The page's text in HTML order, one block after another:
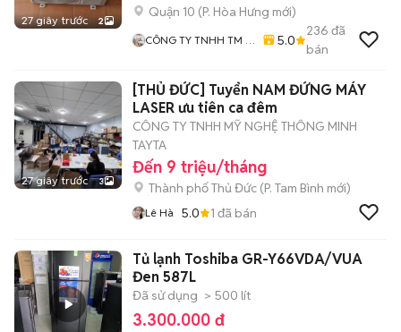
27 giây trước 2
Quận 10 (P. Hòa Hưng mới)
CÔNG TY TNHH TM -
5.0
236 đã
bán
27 giây trước 3
[THỦ ĐỨC] Tuyển NAM ĐỨNG MÁY
LASER ưu tiên ca đêm
CÔNG TY TNHH MỸ NGHỆ THÔNG MINH
TAYTA
Đến 9 triệu/tháng
Thành phố Thủ Đức (P. Tam Bình mới)
Lê Hà 5.0 1 đã bán
Tủ lạnh Toshiba GR-Y66VDA/VUA
Đen 587L
Đã sử dụng > 500 lít
3.300.000 đ